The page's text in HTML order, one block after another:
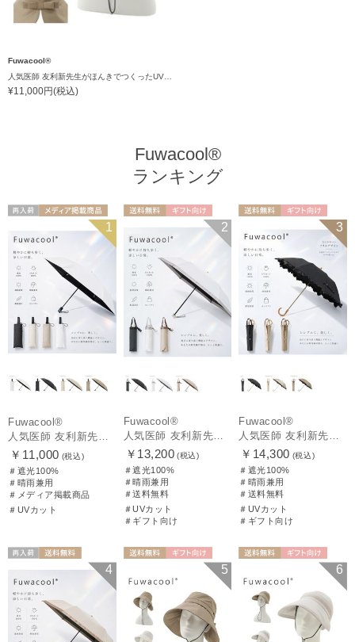
Fuwacool®
¥11,000円(税込)
Fuwacool®
ランキング
メディア掲載商 1
Fuwacool®
人気医師 友利新先生がほんきで作った”絶対に忘れない誰でも日傘”ワンタッチ開閉日傘【晴雨兼用折りたたみ日傘】フワクール® (Fuwacool®) 雨の日OK 軽量 遮光100% UV100％
￥11,000 (税込)
＃遮光100%
＃晴雨兼用
＃メディア掲載商品
＃UVカット
ギフト向け
2
Fuwacool®
人気医師 友利新先生がほんきで作った”絶対に忘れない誰でも日傘” 50【晴雨兼用折りたたみ日傘】フワクール® (Fuwacool®) 雨の日OK 軽量 遮光100% UV100%
￥13,200 (税込)
＃遮光100%
＃晴雨兼用
＃送料無料
＃UVカット
＃ギフト向け
ギフト向け
WOMEN
3
Fuwacool®
人気医師 友利新先生がほんきで作った”絶対に忘れない誰でも日傘” エレガント派のバンブーフリル【晴雨兼用日傘】フワクール® (Fuwacool®) 雨の日OK 軽量 遮光100% UV100％
￥14,300 (税込)
＃遮光100%
＃晴雨兼用
＃送料無料
＃UVカット
＃ギフト向け
ギフト向けUNISEX 4
ギフト向け
WOMEN
5
ギフト向け
WOMEN
6